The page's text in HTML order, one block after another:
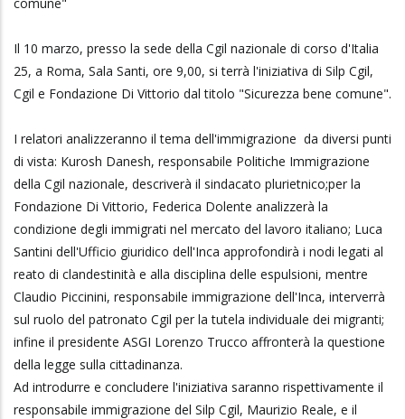
Il 10 marzo, presso la sede della Cgil nazionale di corso d'Italia
25, a Roma, Sala Santi, ore 9,00, si terrà l'iniziativa di Silp Cgil,
Cgil e Fondazione Di Vittorio dal titolo "Sicurezza bene comune".
I relatori analizzeranno il tema dell'immigrazione da diversi punti
di vista: Kurosh Danesh, responsabile Politiche Immigrazione
della Cgil nazionale, descriverà il sindacato plurietnico;per la
Fondazione Di Vittorio, Federica Dolente analizzerà la
condizione degli immigrati nel mercato del lavoro italiano; Luca
Santini dell'Ufficio giuridico dell'Inca approfondirà i nodi legati al
reato di clandestinità e alla disciplina delle espulsioni, mentre
Claudio Piccinini, responsabile immigrazione dell'Inca, interverrà
sul ruolo del patronato Cgil per la tutela individuale dei migranti;
infine il presidente ASGI Lorenzo Trucco affronterà la questione
della legge sulla cittadinanza.
Ad introdurre e concludere l'iniziativa saranno rispettivamente il
responsabile immigrazione del Silp Cgil, Maurizio Reale, e il